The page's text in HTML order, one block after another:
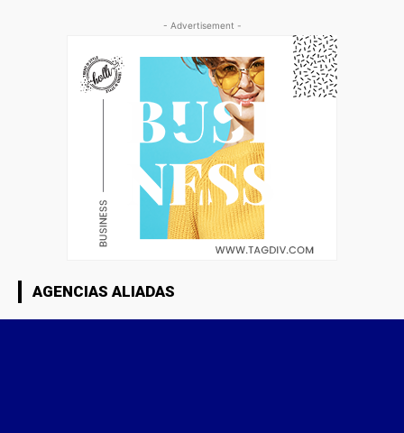
- Advertisement -
AGENCIAS ALIADAS